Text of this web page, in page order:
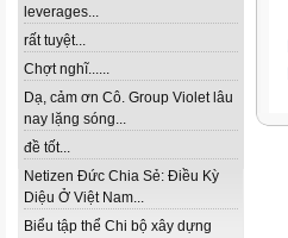
leverages...
rất tuyệt...
Chợt nghĩ......
Dạ, cảm ơn Cô. Group Violet lâu
nay lặng sóng...
đề tốt...
Netizen Đức Chia Sẻ: Điều Kỳ
Diệu Ở Việt Nam...
Biểu tập thể Chi bộ xây dựng